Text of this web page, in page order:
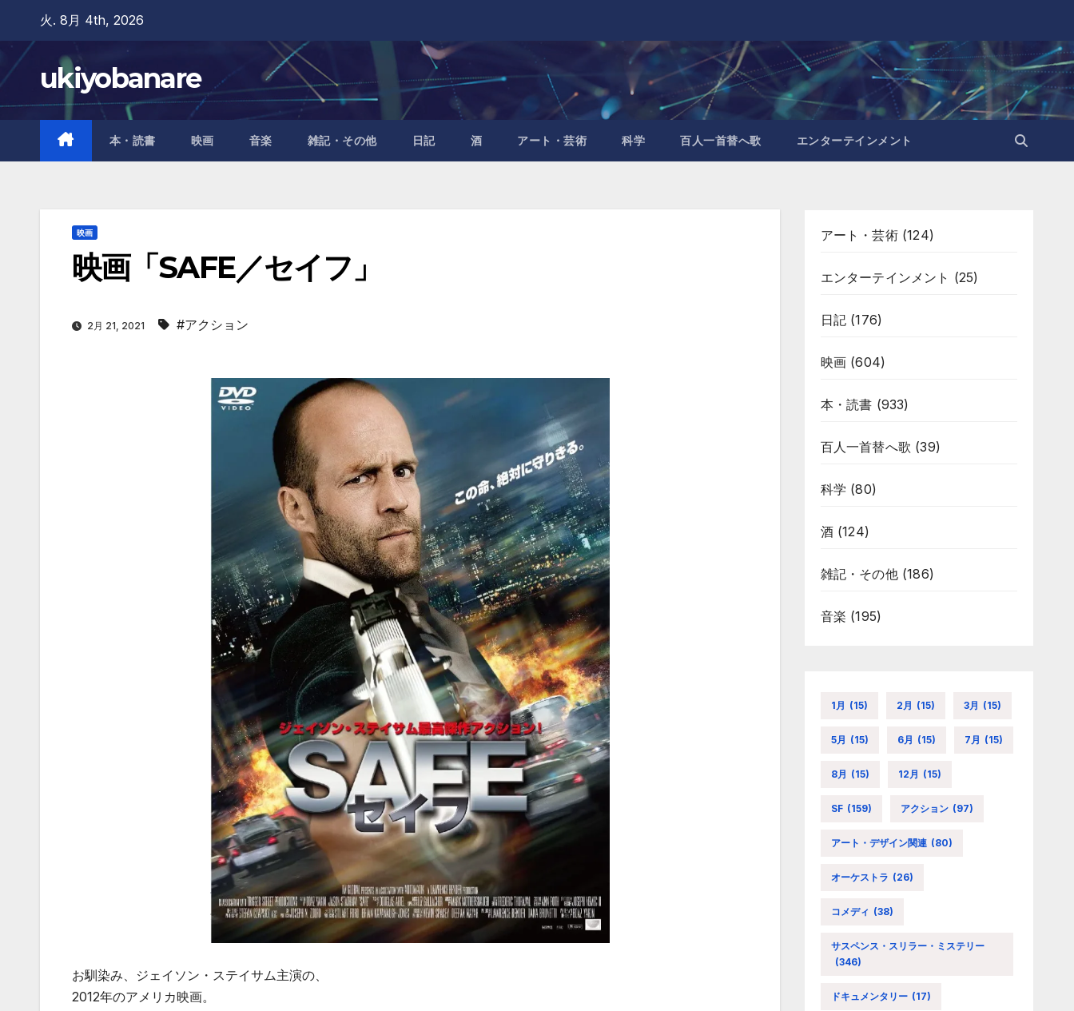
content
火. 8月 4th, 2026
ukiyobanare
本・読書 映画 音楽 雑記・その他 日記 酒 アート・芸術 科学 百人一首替へ歌 エンターテインメント
映画
映画「SAFE／セイフ」
2月 21, 2021 #アクション
お馴染み、ジェイソン・ステイサム主演の、
2012年のアメリカ映画。
アート・芸術(124)
エンターテインメント (25)
日記(176)
映画(604)
本・読書 (933)
百人一首替へ歌 (39)
科学 (80)
酒(124)
雑記・その他(186)
音楽 (195)
1月 (15) 2月 (15) 3月 (15)
5月 (15) 6月 (15) 7月 (15)
8月 (15) 12月 (15)
SF (159) アクション (97)
アート・デザイン関連 (80)
オーケストラ (26)
コメディ (38)
サスペンス・スリラー・ミステリー
(346)
ドキュメンタリー (17)